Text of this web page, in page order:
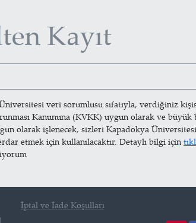
Kayıt
veri sorumlusu sıfatıyla, verdiğiniz
Kanununa (KVKK) uygun olarak ve
olarak işlenecek, sizleri Kapadokya
etmek için kullanılacaktır. Detaylı bilgi için
İptal ve İade Koşulları